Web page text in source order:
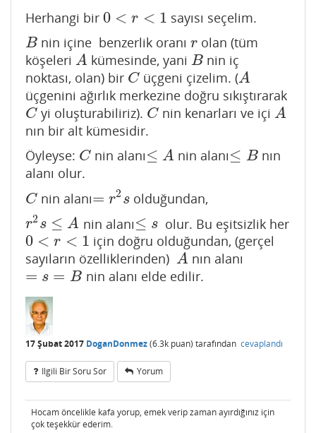
Herhangi bir 0 < r < 1
0<r< 1 sayısı seçelim.
B
B nin içine benzerlik oranı r
r olan (tüm
köşeleri A
A kümesinde, yani B
B nin iç
noktası, olan) bir C
C üçgeni çizelim. (A
A
üçgenini ağırlık merkezine doğru sıkıştırarak
C
C yi oluşturabiliriz). C
C nin kenarları ve içi A
A
nın bir alt kümesidir.
Öyleyse: C
C nin alanı≤ A
≤A nin alanı≤ B
≤B
nın
alanı olur.
C
C nin alanı= r2 s
=r 2s olduğundan,
r2 s ≤ A
r2s≤ A nin alanı≤ s
≤s olur. Bu eşitsizlik her
0 < r < 1
0<r< 1
için doğru olduğundan, (gerçel
sayıların özelliklerinden) A
A nın alanı
= s = B
=s =B nin alanı elde edilir.
17 Şubat 2017 DoganDonmez(6.3k puan) tarafından cevaplandı
Ilgili Bir Soru Sor Yorum
Hocam öncelikle kafa yorup, emek verip zaman ayırdığınız için
çok teşekkür ederim.